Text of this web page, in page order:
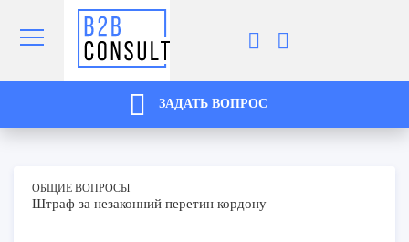
ЗАДАТЬ ВОПРОС
ОБЩИЕ ВОПРОСЫ
Штраф за незаконний перетин кордону